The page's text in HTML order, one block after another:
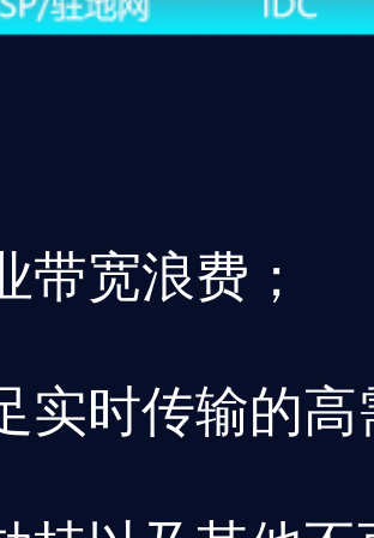
带宽浪费；
实时传输的高